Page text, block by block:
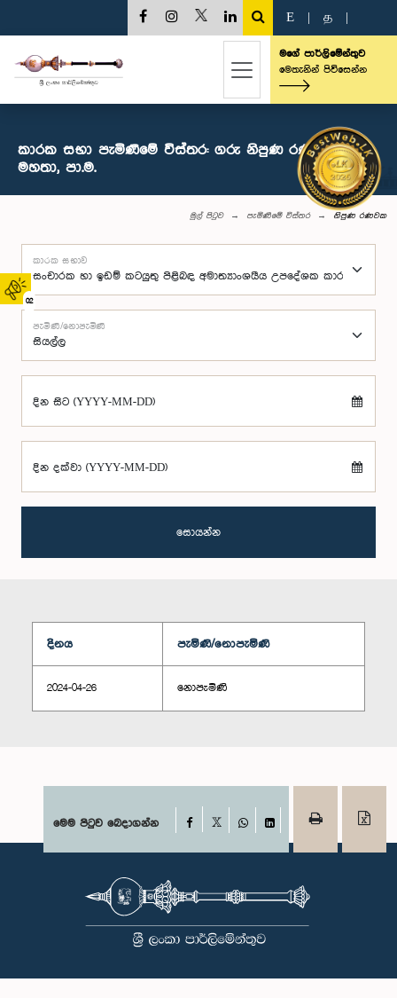
02
E த
මගේ පාර්ලිමේන්තුව
මෙතැනින් පිවිසෙන්න
කාරක සභා පැමිණීමේ විස්තර: ගරු නිපුණ රණවක
මහතා, පා.ම.
මුල් පිටුව පැමිණීමේ විස්තර නිපුණ රණවක
කාරක සභාව
පැමිණි/නොපැමිණි
දින සිට (YYYY-MM-DD)
දින දක්වා (YYYY-MM-DD)
සොයන්න
දිනය පැමිණි/නොපැමිණි
2024-04-26 නොපැමිණි
මෙම පිටුව බෙදාගන්න Facebook
WhatsAppLinkedIn